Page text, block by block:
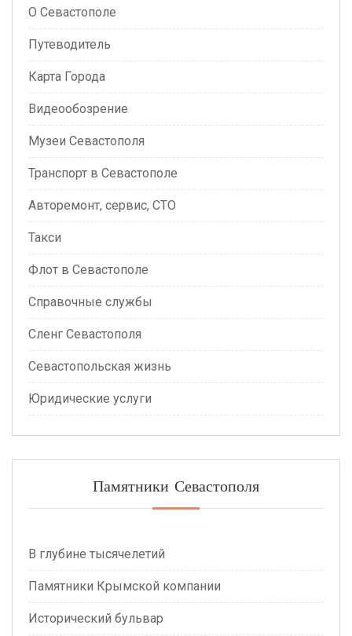
О Севастополе
Путеводитель
Карта Города
Видеообозрение
Музеи Севастополя
Транспорт в Севастополе
Авторемонт, сервис, СТО
Такси
Флот в Севастополе
Справочные службы
Сленг Севастополя
Севастопольская жизнь
Юридические услуги
Памятники Севастополя
В глубине тысячелетий
Памятники Крымской компании
Исторический бульвар